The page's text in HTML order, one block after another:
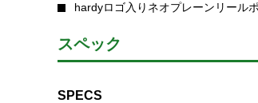
hardyロゴ入りネオプレーンリール
スペック
SPECS